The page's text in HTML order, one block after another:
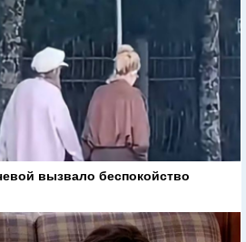
вызвало беспокойство